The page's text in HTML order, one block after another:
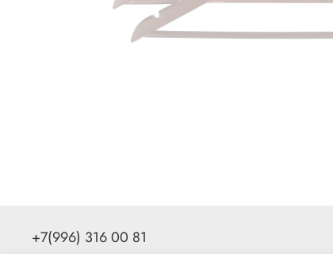
+7(996) 316 00 81